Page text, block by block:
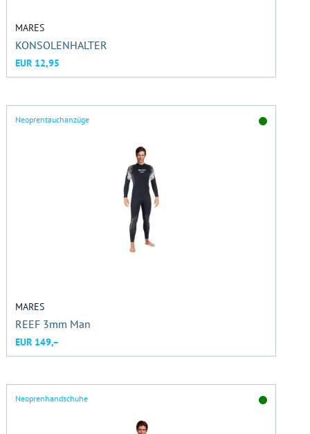
MARES
KONSOLENHALTER
EUR 12,95
Neoprentauchanzüge
MARES
REEF 3mm Man
EUR 149,–
Neoprenhandschuhe